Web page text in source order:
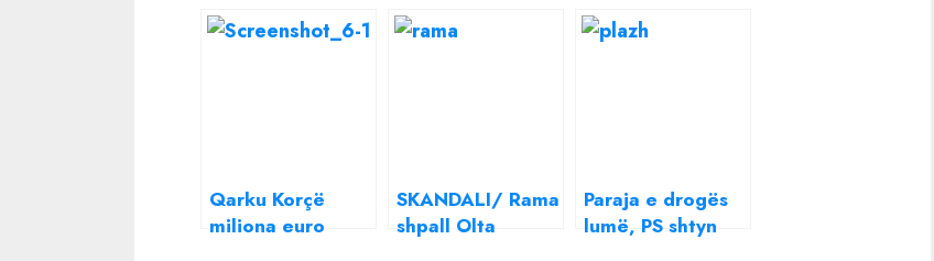
Qarku Korçë
miliona euro
SKANDALI/ Rama
shpall Olta
Paraja e drogës
lumë, PS shtyn